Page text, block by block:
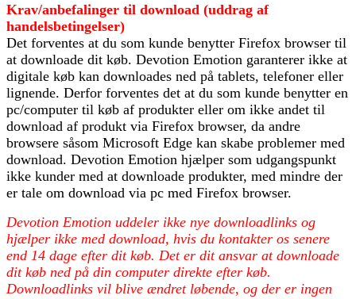
Krav/anbefalinger til download (uddrag af
handelsbetingelser)
Det forventes at du som kunde benytter Firefox browser til
at downloade dit køb. Devotion Emotion garanterer ikke at
digitale køb kan downloades ned på tablets, telefoner eller
lignende. Derfor forventes det at du som kunde benytter en
pc/computer til køb af produkter eller om ikke andet til
download af produkt via Firefox browser, da andre
browsere såsom Microsoft Edge kan skabe problemer med
download. Devotion Emotion hjælper som udgangspunkt
ikke kunder med at downloade produkter, med mindre der
er tale om download via pc med Firefox browser.
Devotion Emotion uddeler ikke nye downloadlinks og
hjælper ikke med download, hvis du kontakter os senere
end 14 dage efter dit køb. Det er dit ansvar at downloade
dit køb ned på din computer direkte efter køb.
Downloadlinks vil blive ændret løbende, og der er ingen